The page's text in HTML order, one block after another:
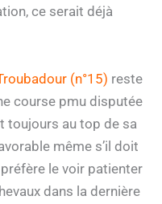
ce serait déjà
(n°15) reste
course pmu disputée
toujours au top de sa
même s’il doit
le voir patienter
dans la dernière